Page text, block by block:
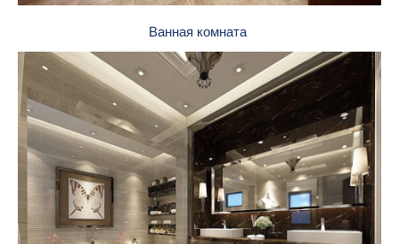
Ванная комната